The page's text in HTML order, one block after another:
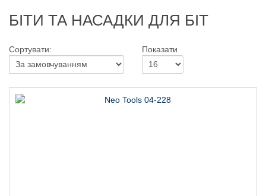
БІТИ ТА НАСАДКИ ДЛЯ БІТ
Сортувати: Показати